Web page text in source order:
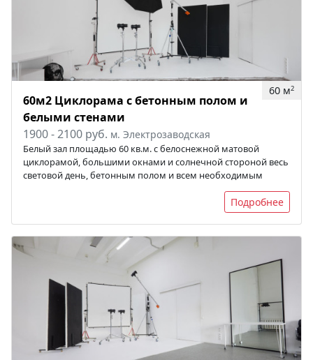
60 м2
60м2 Циклорама с бетонным полом и
белыми стенами
1900 - 2100 руб. м. Электрозаводская
Белый зал площадью 60 кв.м. с белоснежной матовой
циклорамой, большими окнами и солнечной стороной весь
световой день, бетонным полом и всем необходимым
Подробнее